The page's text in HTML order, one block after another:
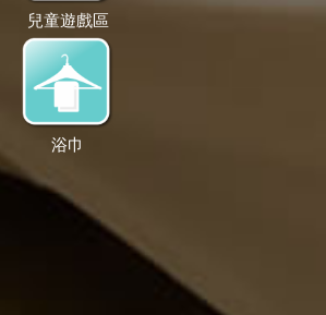
兒童遊戲區
浴巾